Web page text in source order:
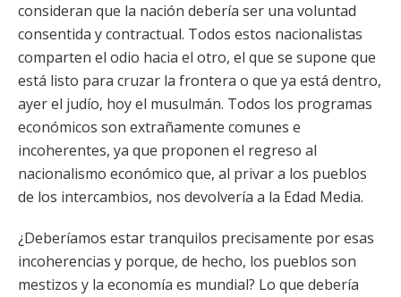
consideran que la nación debería ser una voluntad
consentida y contractual. Todos estos nacionalistas
comparten el odio hacia el otro, el que se supone que
está listo para cruzar la frontera o que ya está dentro,
ayer el judío, hoy el musulmán. Todos los programas
económicos son extrañamente comunes e
incoherentes, ya que proponen el regreso al
nacionalismo económico que, al privar a los pueblos
de los intercambios, nos devolvería a la Edad Media.
¿Deberíamos estar tranquilos precisamente por esas
incoherencias y porque, de hecho, los pueblos son
mestizos y la economía es mundial? Lo que debería